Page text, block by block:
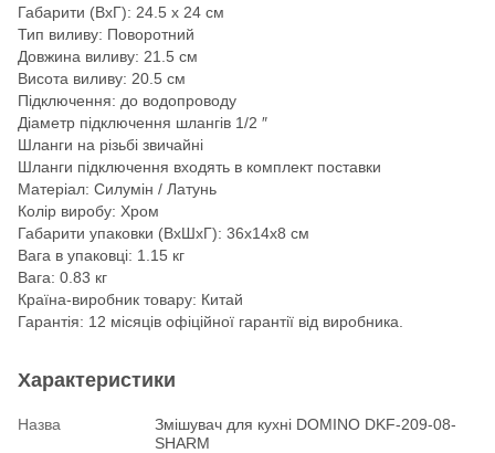
Габарити (ВхГ): 24.5 х 24 см
Тип виливу: Поворотний
Довжина виливу: 21.5 см
Висота виливу: 20.5 см
Підключення: до водопроводу
Діаметр підключення шлангів 1/2 ″
Шланги на різьбі звичайні
Шланги підключення входять в комплект поставки
Матеріал: Силумін / Латунь
Колір виробу: Хром
Габарити упаковки (ВхШхГ): 36х14х8 см
Вага в упаковці: 1.15 кг
Вага: 0.83 кг
Країна-виробник товару: Китай
Гарантія: 12 місяців офіційної гарантії від виробника.
Характеристики
Назва
Змішувач для кухні DOMINO DKF-209-08-
SHARM